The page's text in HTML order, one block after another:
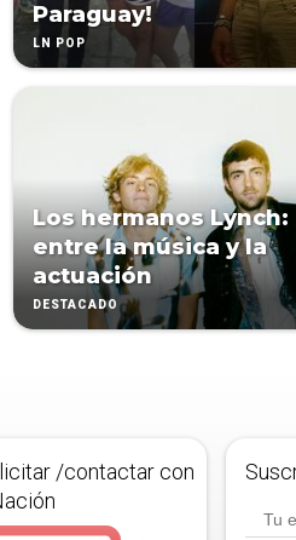
Paraguay!
LN POP
Los hermanos Lynch:
entre la música y la
actuación
DESTACADO
/contactar con